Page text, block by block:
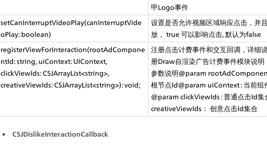
甲Logo事件
setCanInterruptVideoPlay(canInterruptVide
oPlay: boolean)
设置是否允许视频区域响应点击，并
放， true 可以影响点击, 默认为false
registerViewForInteraction(rootAdCompone
ntId: string, uiContext: UIContext,
clickViewIds: CSJArrayList<string>,
creativeViewIds: CSJArrayList<string>): void;
注册点击计费事件和交互回调，详细
册Draw自渲染广告计费事件模块说明
参数说明@param
根节点Id@param uiContext : 当前组
@param clickViewIds : 普通点击Id
creativeViewIds： 创意点击Id集合
CSJDislikeInteractionCallback